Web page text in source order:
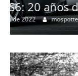
Clásicos
BMW
28 de junio